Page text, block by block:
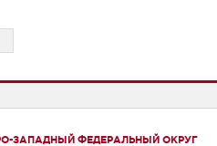
ЗАПАДНЫЙ ФЕДЕРАЛЬНЫЙ ОКРУГ